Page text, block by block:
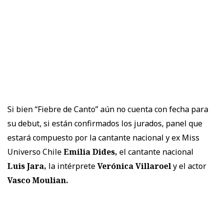
Si bien “Fiebre de Canto” aún no cuenta con fecha para
su debut, si están confirmados los jurados, panel que
estará compuesto por la cantante nacional y ex Miss
Universo ChileEmilia Dides, el cantante nacional
Luis Jara, la intérpreteVerónica Villaroely el actor
Vasco Moulian.